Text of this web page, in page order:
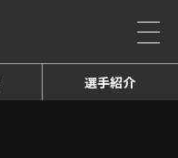
選手紹介
お知らせ詳細